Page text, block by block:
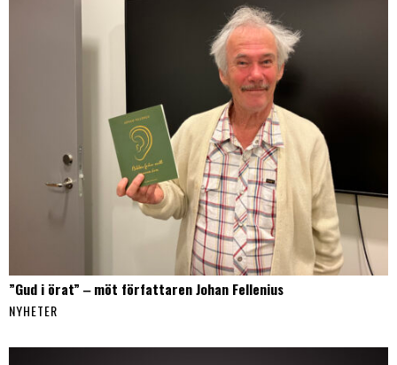
”Gud i örat” ‒ möt författaren Johan Fellenius
NYHETER